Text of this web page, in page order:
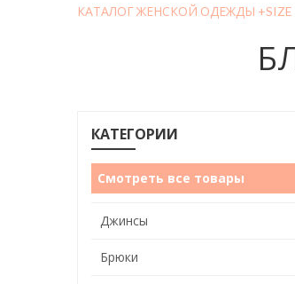
КАТАЛОГ ЖЕНСКОЙ ОДЕЖДЫ +SIZE
КАТЕГОРИИ
Смотреть все товары
Джинсы
Брюки